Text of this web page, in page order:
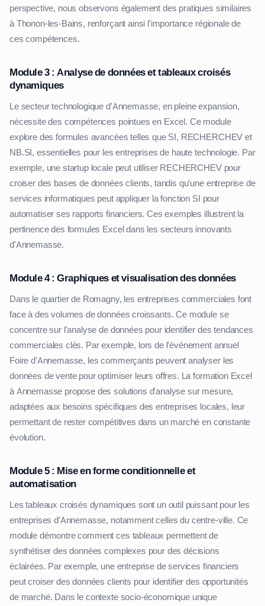
perspective, nous observons également des pratiques similaires
à Thonon-les-Bains, renforçant ainsi l'importance régionale de
ces compétences.
Module 3 : Analyse de données et tableaux croisés
dynamiques
Le secteur technologique d'Annemasse, en pleine expansion,
nécessite des compétences pointues en Excel. Ce module
explore des formules avancées telles que SI, RECHERCHEV et
NB.SI, essentielles pour les entreprises de haute technologie. Par
exemple, une startup locale peut utiliser RECHERCHEV pour
croiser des bases de données clients, tandis qu'une entreprise de
services informatiques peut appliquer la fonction SI pour
automatiser ses rapports financiers. Ces exemples illustrent la
pertinence des formules Excel dans les secteurs innovants
d'Annemasse.
Module 4 : Graphiques et visualisation des données
Dans le quartier de Romagny, les entreprises commerciales font
face à des volumes de données croissants. Ce module se
concentre sur l'analyse de données pour identifier des tendances
commerciales clés. Par exemple, lors de l'événement annuel
Foire d'Annemasse, les commerçants peuvent analyser les
données de vente pour optimiser leurs offres. La formation Excel
à Annemasse propose des solutions d'analyse sur mesure,
adaptées aux besoins spécifiques des entreprises locales, leur
permettant de rester compétitives dans un marché en constante
évolution.
Module 5 : Mise en forme conditionnelle et
automatisation
Les tableaux croisés dynamiques sont un outil puissant pour les
entreprises d'Annemasse, notamment celles du centre-ville. Ce
module démontre comment ces tableaux permettent de
synthétiser des données complexes pour des décisions
éclairées. Par exemple, une entreprise de services financiers
peut croiser des données clients pour identifier des opportunités
de marché. Dans le contexte socio-économique unique